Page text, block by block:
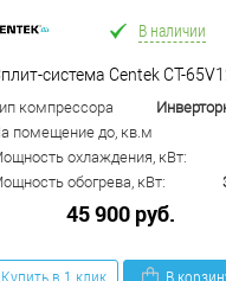
В наличии
система Centek CT-
компрессора
помещение до, кв.м
охлаждения, кВт:
обогрева, кВт:
45 900 руб.